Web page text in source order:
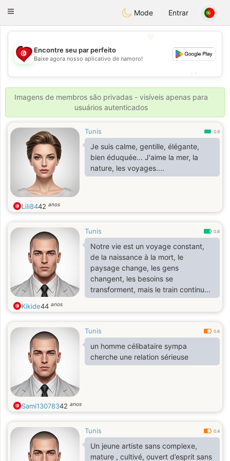
Tunisia Dating
Toggle
Mode Entrar
💖
💕
Encontre seu par perfeito
Baixe agora nosso aplicativo de namoro!
Imagens de membros são privadas - visíveis apenas para
usuários autenticados
Tunis 0.9
Je suis calme, gentille, élégante,
bien éduquée... J'aime la mer, la
nature, les voyages....
Lili8442 anos
Tunis 0.8
Notre vie est un voyage constant,
de la naissance à la mort, le
paysage change, les gens
changent, les besoins se
transforment, mais le train continue.
La vie, c'est le train, ce n'est pas la
gare. »
Kikide44 anos
Tunis 0.6
un homme célibataire sympa
cherche une relation sérieuse
Sami13078342 anos
Tunis 0.4
Un jeune artiste sans complexe,
mature , cultivé, ouvert d’esprit sans